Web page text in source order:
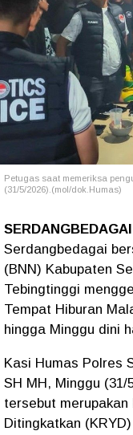
Petugas saat memeriksa
(31/5/2026).(mol/dok.Humas)
SERDANGBEDAGAI
Serdangbedagai
(BNN) Kabupaten
Tebingtinggi
Tempat Hiburan
hingga Minggu dini
Kasi Humas Polres
SH MH, Minggu
tersebut
Ditingkatkan